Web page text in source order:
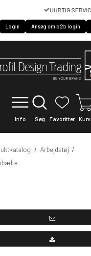
HURTIG SERVICE OF
Login Ansøg om b2b login
Info Søg Favoritter Kurv
/ Arbejdstøj /